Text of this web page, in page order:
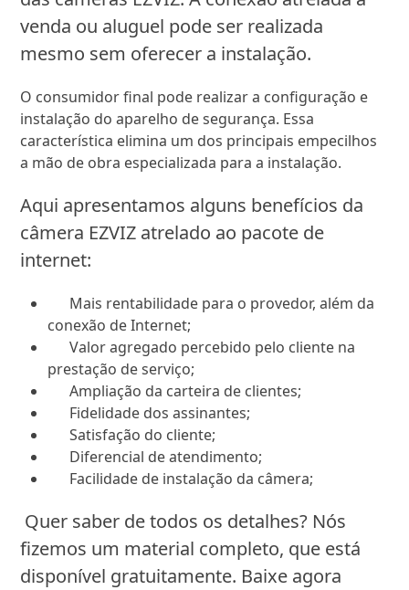
venda ou aluguel pode ser realizada
mesmo sem oferecer a instalação.
O consumidor final pode realizar a configuração e
instalação do aparelho de segurança. Essa
característica elimina um dos principais empecilhos
a mão de obra especializada para a instalação.
Aqui apresentamos alguns benefícios da
câmera EZVIZ atrelado ao pacote de
internet:
Mais rentabilidade para o provedor, além da
conexão de Internet;
Valor agregado percebido pelo cliente na
prestação de serviço;
Ampliação da carteira de clientes;
Fidelidade dos assinantes;
Satisfação do cliente;
Diferencial de atendimento;
Facilidade de instalação da câmera;
Quer saber de todos os detalhes? Nós
fizemos um material completo, que está
disponível gratuitamente. Baixe agora